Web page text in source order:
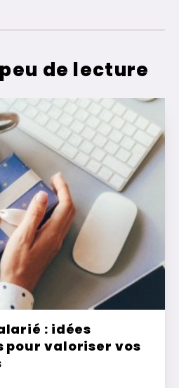
de lecture
: idées
pour valoriser vos